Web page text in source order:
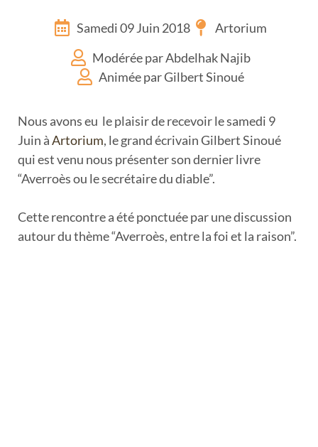
Samedi 09 Juin 2018
Artorium
Modérée par Abdelhak Najib
Animée par Gilbert Sinoué
Nous avons eu le plaisir de recevoir le samedi 9
Juin àArtorium, le grand écrivain Gilbert Sinoué
qui est venu nous présenter son dernier livre
“Averroès ou le secrétaire du diable”.
Cette rencontre a été ponctuée par une discussion
autour du thème “Averroès, entre la foi et la raison”.